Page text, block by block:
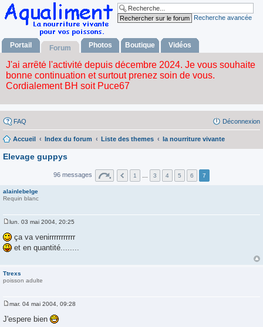
Recherche avancée
Portail Forum Photos Boutique Vidéos
FAQ Déconnexion
Accueil Index du forum Liste des themes la nourriture vivante
Elevage guppys
96 messages 1 3 4 5 6 7
alainlebelge
Requin blanc
e
s
s
lun. 03 mai 2004, 20:25
ça va venirrrrrrrrrrr
et en quantité........
Ttrexs
poisson adulte
s
mar. 04 mai 2004, 09:28
J'espere bien